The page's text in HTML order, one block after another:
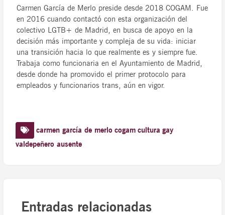
Carmen García de Merlo preside desde 2018 COGAM. Fue
en 2016 cuando contactó con esta organización del
colectivo LGTB+ de Madrid, en busca de apoyo en la
decisión más importante y compleja de su vida: iniciar
una transición hacia lo que realmente es y siempre fue.
Trabaja como funcionaria en el Ayuntamiento de Madrid,
desde donde ha promovido el primer protocolo para
empleados y funcionarios trans, aún en vigor.
carmen garcía de merlo cogam cultura gay
valdepeñero ausente
Entradas relacionadas